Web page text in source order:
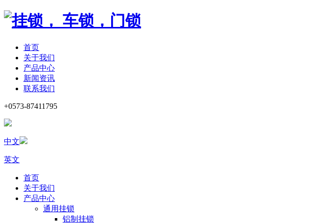
首页
关于我们
产品中心
新闻资讯
联系我们
+0573-87411795
中文
英文
首页
关于我们
产品中心
通用挂锁
铝制挂锁